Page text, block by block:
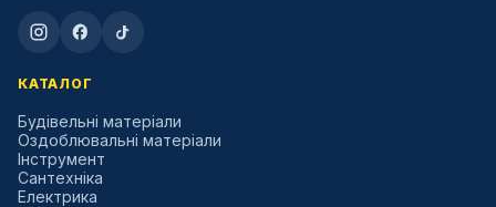
КАТАЛОГ
Будівельні матеріали
Оздоблювальні матеріали
Інструмент
Сантехніка
Електрика